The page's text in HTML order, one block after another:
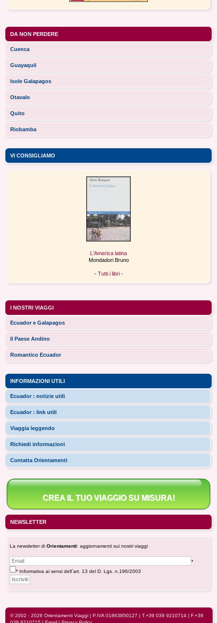
DA NON PERDERE
Cuenca
Guayaquil
Isole Galapagos
Otavalo
Quito
Riobamba
VI CONSIGLIAMO
L'America latina
Mondadori Bruno
- Tutti i libri-
I NOSTRI VIAGGI
Ecuador e Galapagos
Il Paese Andino
Romantico Ecuador
INFORMAZIONI UTILI
Ecuador : notizie utili
Ecuador : link utili
Viaggia leggendo
Richiedi informazioni
Contatta Orientamenti
CREA IL TUO VIAGGIO SU MISURA!
NEWSLETTER
La newsletter di Orientamenti: aggiornamenti sui nostri viaggi
*
* Informativa ai sensi dell´art. 13 del D. Lgs. n.196/2003
© 2002 - 2026 Orientamenti Viaggi | P.IVA 01863850127 | T.+39 039 9210714 | F.+39